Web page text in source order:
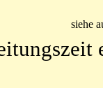
siehe